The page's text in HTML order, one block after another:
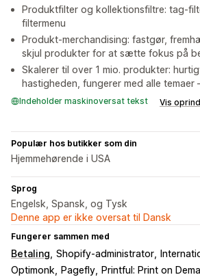
Produktfilter og kollektionsfiltre: tag-
filtermenu
Produkt-merchandising: fastgør,
skjul produkter for at sætte fokus på
Skalerer til over 1 mio. produkter:
hastigheden, fungerer med alle temaer
Indeholder maskinoversat tekst Vis
Populær hos butikker som din
Hjemmehørende i USA
Sprog
Engelsk, Spansk, og Tysk
Denne app er ikke oversat til Dansk
Fungerer sammen med
Betaling Shopify-administrator
Optimonk
Pagefly Printful: Print on